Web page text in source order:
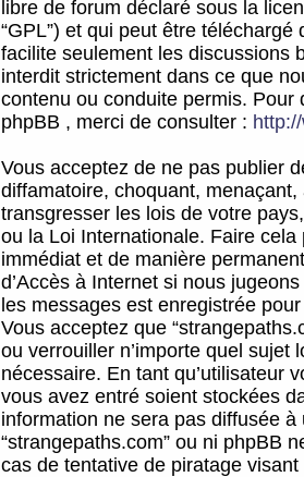
libre de forum déclaré sous la
“GPL”) et qui peut être téléchargé
facilite seulement les discussions
interdit strictement dans ce que
contenu ou conduite permis.
phpBB , merci de consulter :
Vous acceptez de ne pas publier
diffamatoire, choquant,
transgresser les lois de votre
ou la Loi Internationale. Faire
immédiat et de manière
d’Accès à Internet si nous
les messages est enregistrée
Vous acceptez que
ou verrouiller n’importe quel sujet
nécessaire. En tant qu’utilisateur
vous avez entré soient stockées
information ne sera pas diffusée
“strangepaths.com” ou ni phpBB
cas de tentative de piratage